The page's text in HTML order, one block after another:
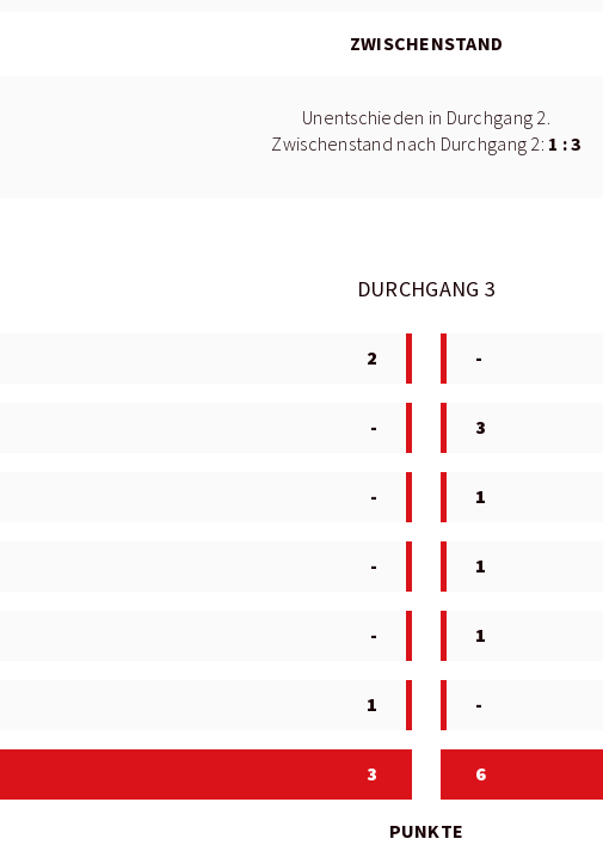
ZWISCHENSTAND
Unentschieden in Durchgang 2.
Zwischenstand nach Durchgang 2: 1 : 3
DURCHGANG 3
2 -
- 3
- 1
- 1
- 1
1 -
3 6
PUNKTE